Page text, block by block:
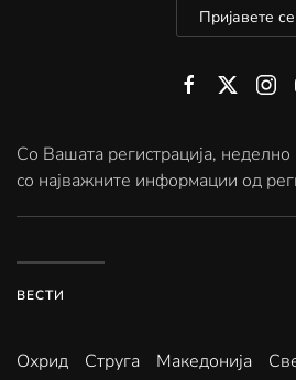
Пријавете се
Со Вашата регистрација,
со најважните информации од
ВЕСТИ
Охрид Струга Македонија